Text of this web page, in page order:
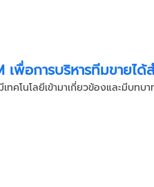
เพื่อการบริหารทีมขายได้
ทคโนโลยีเข้ามาเกี่ยวข้องและมี